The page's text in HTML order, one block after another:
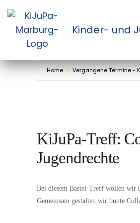
Zum
Inhalt
Kinder- und
Home Vergangene Termine -
KiJuPa-Treff:
Jugendrechte
Bei diesem Bastel-Treff wollen wir
Gemeinsam gestalten wir bunte